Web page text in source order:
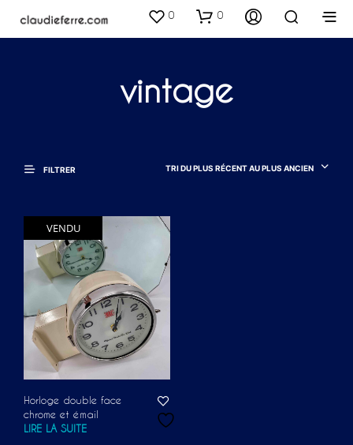
0 0
vintage
FILTRER TRI DU PLUS RÉCENT AU PLUS ANCIEN
VENDU
Horloge double face
chrome et émail
LIRE LA SUITE